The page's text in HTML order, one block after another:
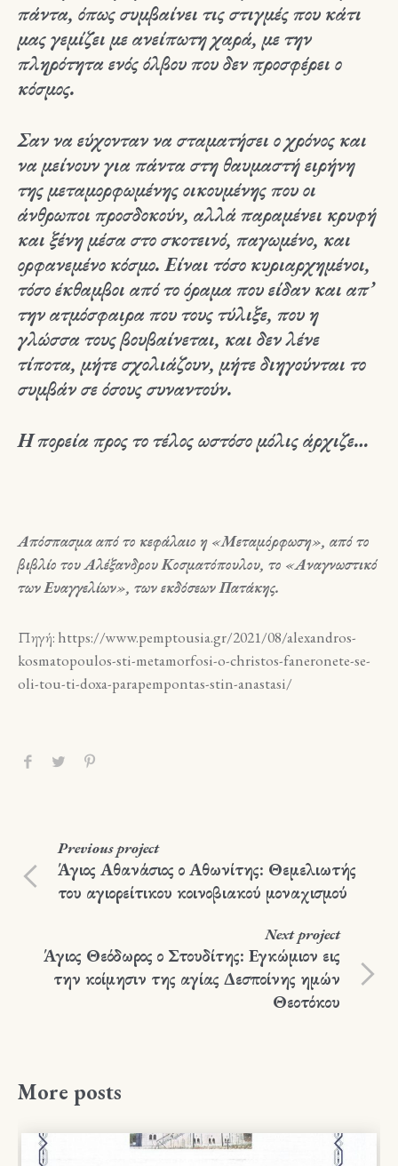
πάντα, όπως συμβαίνει τις στιγμές που κάτι
μας γεμίζει με ανείπωτη χαρά, με την
πληρότητα ενός όλβου που δεν προσφέρει ο
κόσμος.
Σαν να εύχονταν να σταματήσει ο χρόνος και
να μείνουν για πάντα στη θαυμαστή ειρήνη
της μεταμορφωμένης οικουμένης που οι
άνθρωποι προσδοκούν, αλλά παραμένει κρυφή
και ξένη μέσα στο σκοτεινό, παγωμένο, και
ορφανεμένο κόσμο. Είναι τόσο κυριαρχημένοι,
τόσο έκθαμβοι από το όραμα που είδαν και απ’
την ατμόσφαιρα που τους τύλιξε, που η
γλώσσα τους βουβαίνεται, και δεν λένε
τίποτα, μήτε σχολιάζουν, μήτε διηγούνται το
συμβάν σε όσους συναντούν.
Η πορεία προς το τέλος ωστόσο μόλις άρχιζε…
Απόσπασμα από το κεφάλαιο η «Μεταμόρφωση», από το
βιβλίο του Αλέξανδρου Κοσματόπουλου, το «Αναγνωστικό
των Ευαγγελίων», των εκδόσεων Πατάκης.
Πηγή: https://www.pemptousia.gr/2021/08/alexandros-
kosmatopoulos-sti-metamorfosi-o-christos-faneronete-se-
oli-tou-ti-doxa-parapempontas-stin-anastasi/
Previousproject
Άγιος Αθανάσιος ο Αθωνίτης: Θεμελιωτής
του αγιορείτικου κοινοβιακού μοναχισμού
Nextproject
Άγιος Θεόδωρος ο Στουδίτης: Εγκώμιον εις
την κοίμησιν της αγίας Δεσποίνης ημών
Θεοτόκου
More posts